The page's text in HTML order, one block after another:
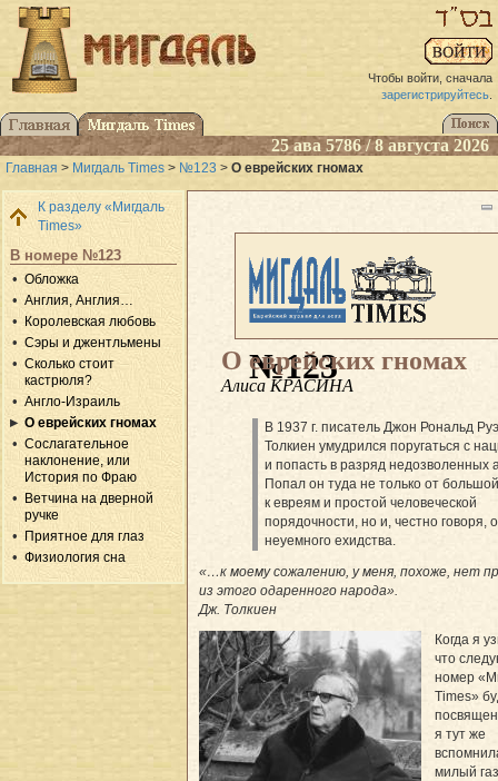
Чтобы войти, сначала
зарегистрируйтесь.
25 ава 5786 / 8 августа 2026
Главная > Мигдаль Times > №123 > О еврейских гномах
К разделу «Мигдаль
Times»
В номере №123
Обложка
Англия, Англия…
Королевская любовь
Сэры и джентльмены
Сколько стоит
кастрюля?
Англо-Израиль
О еврейских гномах
Сослагательное
наклонение, или
История по Фраю
Ветчина на дверной
ручке
Приятное для глаз
Физиология сна
№123
О еврейских гномах
Алиса КРАСИНА
В 1937 г. писатель Джон Рональд
Толкиен умудрился поругаться с
и попасть в разряд недозволенных
Попал он туда не только от
к евреям и простой человеческой
порядочности, но и, честно говоря,
неуемного ехидства.
«…к моему сожалению, у меня, похоже, нет
из этого одаренного народа».
Дж. Толкиен
Когда я
что
номер
Times»
я тут же
милый